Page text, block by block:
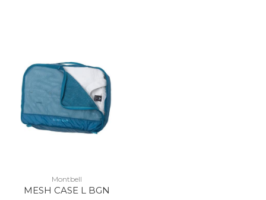
Montbell
MESH CASE L BGN